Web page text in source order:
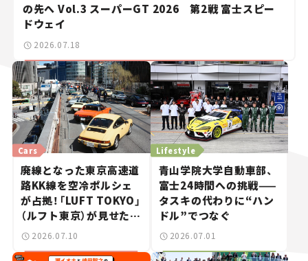
の先へ Vol.3 スーパーGT 2026 第2戦 富士スピー
ドウェイ
2026.07.18
Cars
廃線となった東京高速道
路KK線を空冷ポルシェ
が占拠！「LUFT TOKYO」
（ルフト東京）が見せた奇
跡の一日——ハッサンの
2026.07.10
Lifestyle
青山学院大学自動車部、
富士24時間への挑戦——
タスキの代わりに“ハン
ドル”でつなぐ
2026.07.01